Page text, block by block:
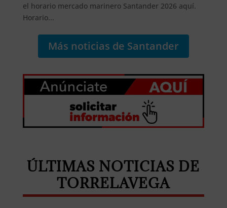
el horario mercado marinero Santander 2026 aquí.
Horario...
Más noticias de Santander
ÚLTIMAS NOTICIAS DE
TORRELAVEGA